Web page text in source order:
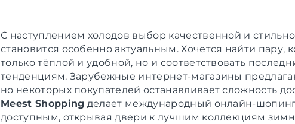
С наступлением холодов выбор качественной и
становится особенно актуальным. Хочется найти пару,
только тёплой и удобной, но и соответствовать
тенденциям. Зарубежные интернет-магазины
но некоторых покупателей останавливает сложность
Meest Shopping делает международный онлайн-
доступным, открывая двери к лучшим коллекциям